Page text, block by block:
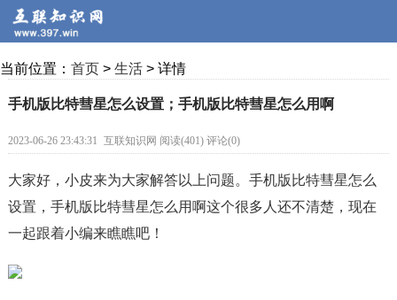
当前位置： 首页 > 生活 > 详情
手机版比特彗星怎么设置；手机版比特彗星怎么用啊
2023-06-26 23:43:31 互联知识网 阅读(401) 评论(0)
大家好，小皮来为大家解答以上问题。手机版比特彗星怎么
设置，手机版比特彗星怎么用啊这个很多人还不清楚，现在
一起跟着小编来瞧瞧吧！